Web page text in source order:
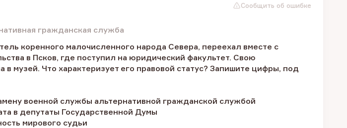
Сообщить об ошибке
гражданская служба
коренного малочисленного народа Севера, переехал вместе с
в Псков, где поступил на юридический факультет. Свою
музей. Что характеризует его правовой статус? Запишите цифры, под
военной службы альтернативной гражданской службой
в депутаты Государственной Думы
мирового судьи